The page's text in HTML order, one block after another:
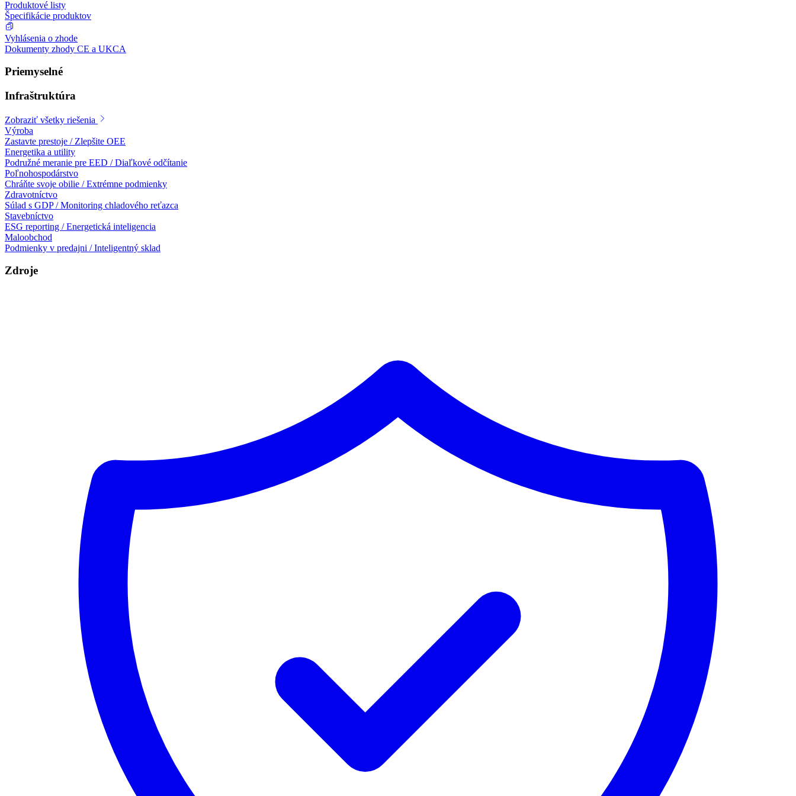
Produktové listy
Špecifikácie produktov
Vyhlásenia o zhode
Dokumenty zhody CE a UKCA
Priemyselné
Infraštruktúra
Zobraziť všetky riešenia
Výroba
Zastavte prestoje / Zlepšite OEE
Energetika a utility
Podružné meranie pre EED / Diaľkové odčítanie
Poľnohospodárstvo
Chráňte svoje obilie / Extrémne podmienky
Zdravotníctvo
Súlad s GDP / Monitoring chladového reťazca
Stavebníctvo
ESG reporting / Energetická inteligencia
Maloobchod
Podmienky v predajni / Inteligentný sklad
Zdroje